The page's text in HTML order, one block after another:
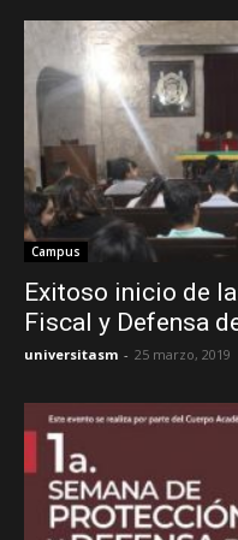
Campus
Exitoso inicio de
Fiscal y Defensa
universitasm - 25 marzo, 2019